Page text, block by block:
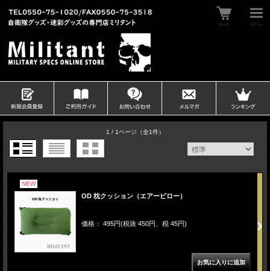
1 / 1ページ（全1件）
NEW
OD 枕クッション（エアーピロー）
価格： 495円(税抜 450円、税 45円)